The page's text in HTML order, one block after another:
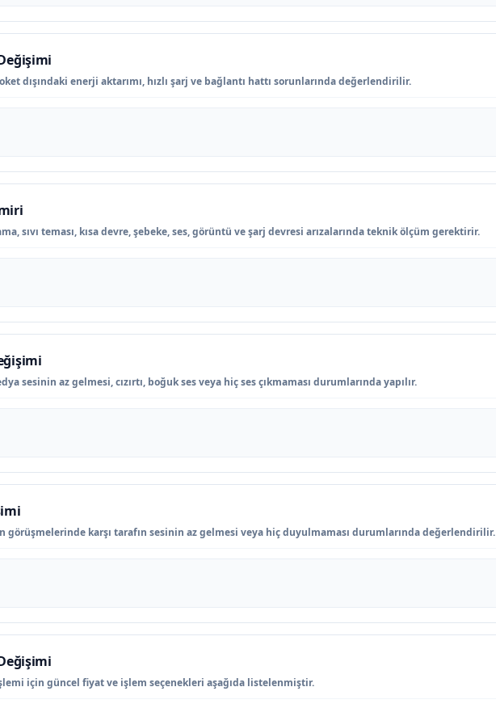
dışındaki enerji aktarımı, hızlı şarj ve bağlantı hattı sorunlarında değerlendirilir.
sıvı teması, kısa devre, şebeke, ses, görüntü ve şarj devresi arızalarında teknik ölçüm gerektirir.
sesinin az gelmesi, cızırtı, boğuk ses veya hiç ses çıkmaması durumlarında yapılır.
görüşmelerinde karşı tarafın sesinin az gelmesi veya hiç duyulmaması durumlarında değerlendirilir.
için güncel fiyat ve işlem seçenekleri aşağıda listelenmiştir.